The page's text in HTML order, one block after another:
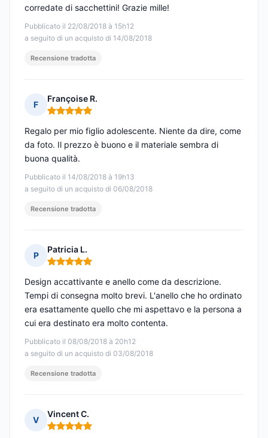
Pubblicato il 22/08/2018 à 15h12
a seguito di un acquisto di 14/08/2018
corredate di sacchettini! Grazie mille!
Recensione tradotta
F
Françoise R.
Nota: 5 su 5
Pubblicato il 14/08/2018 à 19h13
a seguito di un acquisto di 06/08/2018
Regalo per mio figlio adolescente. Niente da dire, come
da foto. Il prezzo è buono e il materiale sembra di
buona qualità.
Recensione tradotta
P
Patricia L.
Nota: 5 su 5
Pubblicato il 08/08/2018 à 20h12
a seguito di un acquisto di 03/08/2018
Design accattivante e anello come da descrizione.
Tempi di consegna molto brevi. L'anello che ho ordinato
era esattamente quello che mi aspettavo e la persona a
cui era destinato era molto contenta.
Recensione tradotta
V
Vincent C.
Nota: 5 su 5